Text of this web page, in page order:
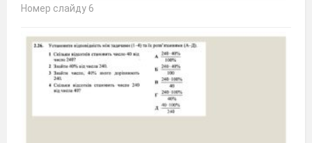
Номер слайду 6